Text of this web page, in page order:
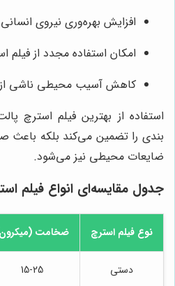
افزایش بهره‌وری نیروی
امکان استفاده مجدد از
کاهش آسیب محیطی ناشی از
استفاده از بهترین فیلم استرچ
بندی را تضمین می‌کند بلکه
ضایعات محیطی نیز می‌شود.
جدول مقایسه‌ای انواع فیلم
نوع فیلم استرچ ضخامت
دستی 15-25